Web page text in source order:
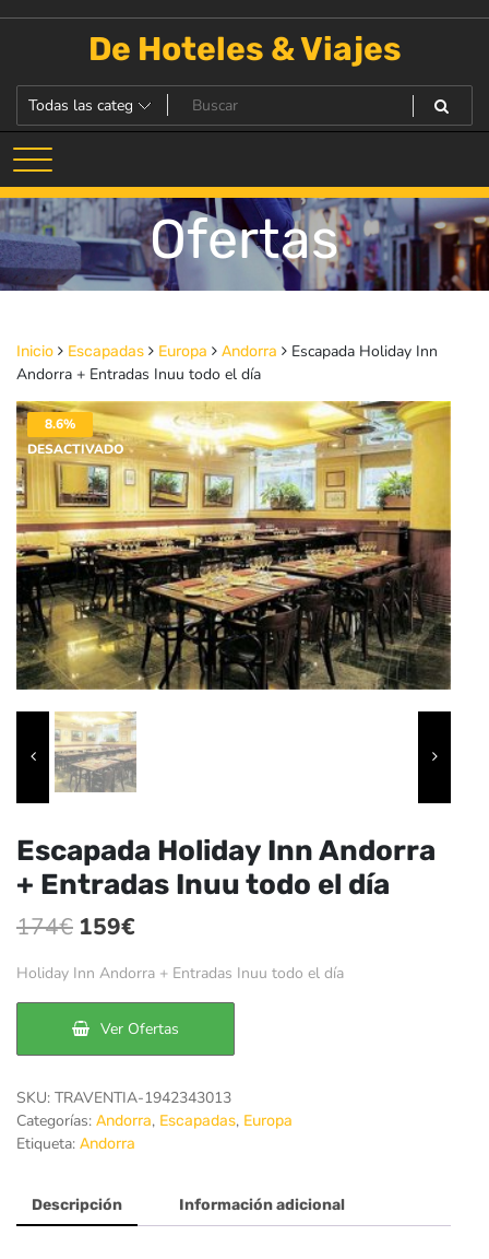
De Hoteles & Viajes
Ofertas
Inicio Escapadas Europa Andorra
Escapada Holiday Inn
Andorra + Entradas Inuu todo el día
8.6%
DESACTIVADO
Escapada Holiday Inn Andorra
+ Entradas Inuu todo el día
174€ El
precio
era:
174€.
159€
precio
es:
159€.
Holiday Inn Andorra + Entradas Inuu todo el día
Ver Ofertas
SKU: TRAVENTIA-1942343013
Categorías: Andorra, Escapadas, Europa
Etiqueta: Andorra
Descripción Información adicional